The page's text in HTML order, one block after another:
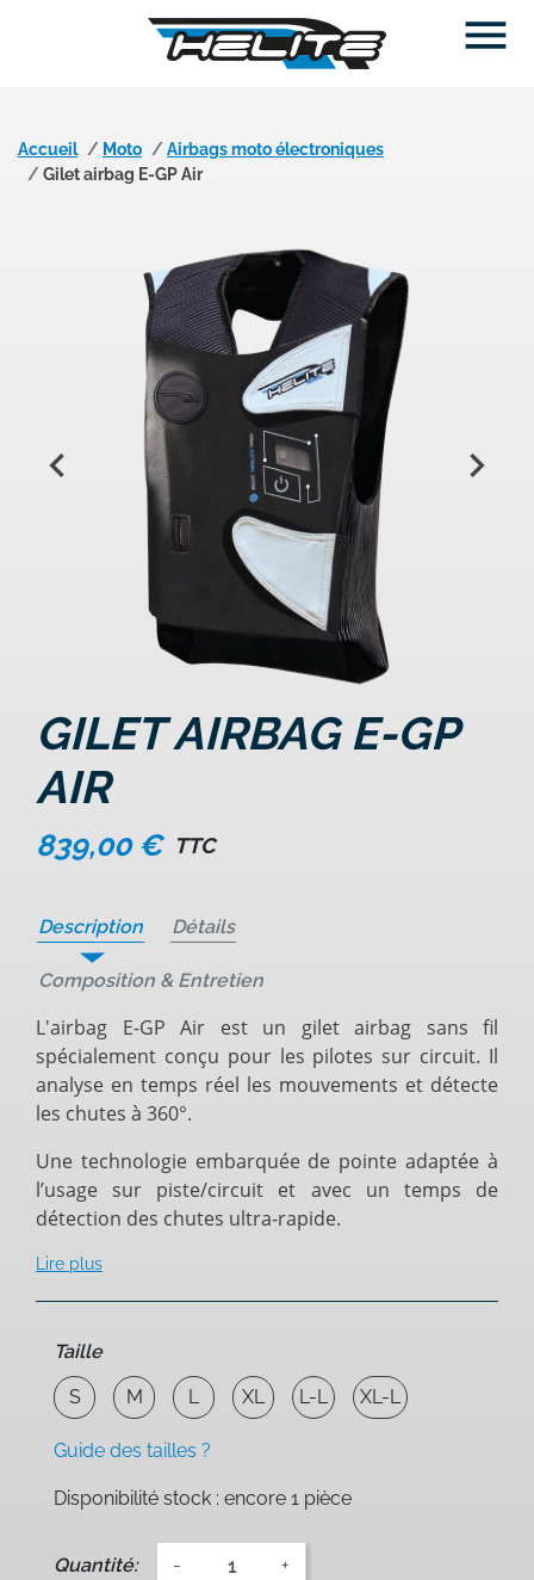

Accueil Moto
Airbags moto électroniques
Gilet airbag E-GP Air
 
GILET AIRBAG E-GP
AIR
839,00 € TTC
Description Détails
Composition & Entretien
L'airbag E-GP Air est un gilet airbag sans fil
spécialement conçu pour les pilotes sur circuit. Il
analyse en temps réel les mouvements et détecte
les chutes à 360°.
Une technologie embarquée de pointe adaptée à
l’usage sur piste/circuit et avec un temps de
détection des chutes ultra-rapide.
Lire plus
Taille
S
M L XL L-L XL-L
Guide des tailles ?
Disponibilité stock : encore 1 pièce
Quantité: - +